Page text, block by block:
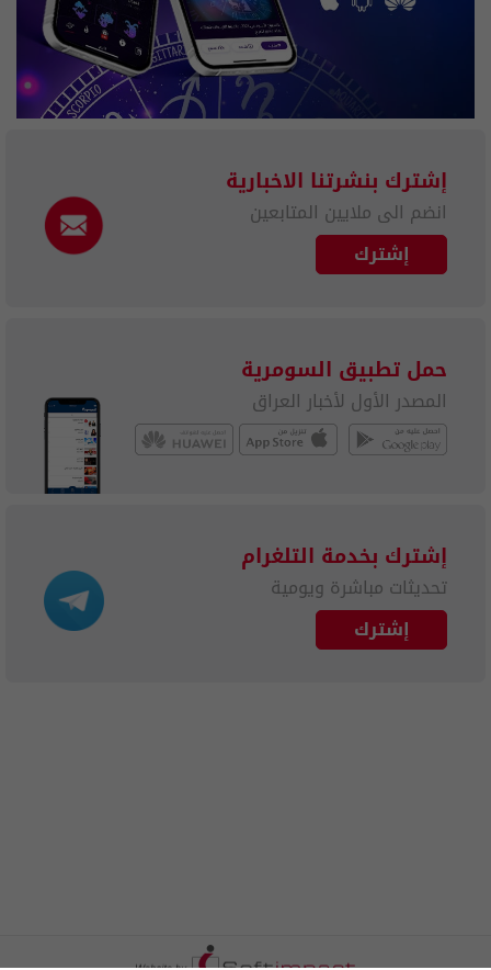
إشترك بنشرتنا الاخبارية
انضم الى ملايين المتابعين
إشترك
حمل تطبيق السومرية
المصدر الأول لأخبار العراق
إشترك بخدمة التلغرام
تحديثات مباشرة ويومية
إشترك